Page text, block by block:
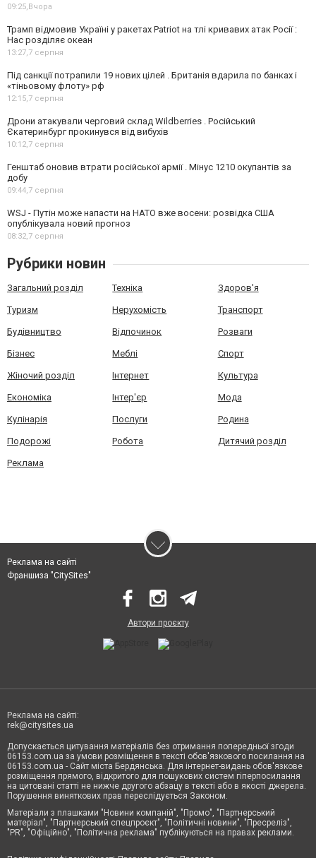
09:25, Вчора
Трамп відмовив Україні у ракетах Patriot на тлі кривавих атак Росії :
Нас розділяє океан
13:27, 7 серпня
Під санкції потрапили 19 нових цілей . Британія вдарила по банках і
«тіньовому флоту» рф
12:15, 7 серпня
Дрони атакували черговий склад Wildberries . Російський
Єкатеринбург прокинувся від вибухів
10:12, 7 серпня
Генштаб оновив втрати російської армії . Мінус 1210 окупантів за
добу
09:44, 7 серпня
WSJ - Путін може напасти на НАТО вже восени: розвідка США
опублікувала новий прогноз
08:32, 7 серпня
Рубрики новин
Загальний розділ Техніка Здоров'я
Туризм Нерухомість Транспорт
Будівництво Відпочинок Розваги
Бізнес Меблі Спорт
Жіночий розділ Інтернет Культура
Економіка Інтер'єр Мода
Кулінарія Послуги Родина
Подорожі Робота Дитячий розділ
Реклама
Реклама на сайті
Франшиза "CitySites"
Автори проєкту
Реклама на сайті:
rek@citysites.ua
Допускається цитування матеріалів без отримання попередньої згоди
06153.com.ua за умови розміщення в тексті обов'язкового посилання на
06153.com.ua - Сайт міста Бердянська. Для інтернет-видань обов'язкове
розміщення прямого, відкритого для пошукових систем гіперпосилання
на цитовані статті не нижче другого абзацу в тексті або в якості джерела.
Порушення виняткових прав переслідується Законом.
Матеріали з плашками "Новини компаній", "Промо", "Партнерський
матеріал", "Партнерський спецпроєкт", "Політичні новини", "Пресреліз",
"PR", "Офіційно", "Політична реклама" публікуються на правах реклами.